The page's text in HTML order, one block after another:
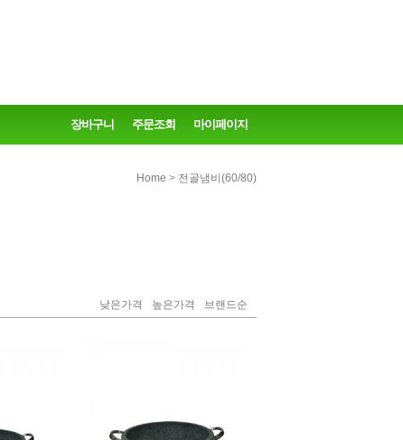
장바구니 주문조회 마이페이지
Home > 전골냄비(60/80)
낮은가격 높은가격 브랜드순